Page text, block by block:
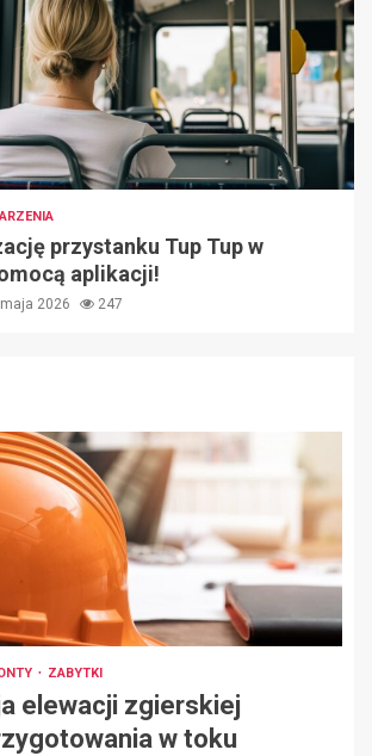
przystanku Tup Tup w
aplikacji!
2026 247
ZABYTKI
elewacji zgierskiej
w toku